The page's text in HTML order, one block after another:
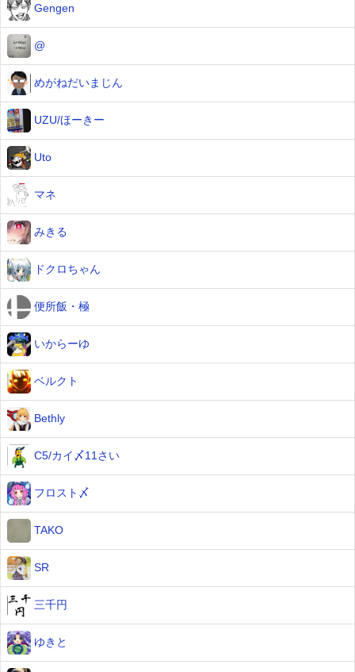
Gengen
@
めがねだいまじん
UZU/ほーきー
Uto
マネ
みきる
ドクロちゃん
便所飯・極
いからーゆ
ベルクト
Bethly
C5/カイ〆11さい
フロスト〆
TAKO
SR
三千円
ゆきと